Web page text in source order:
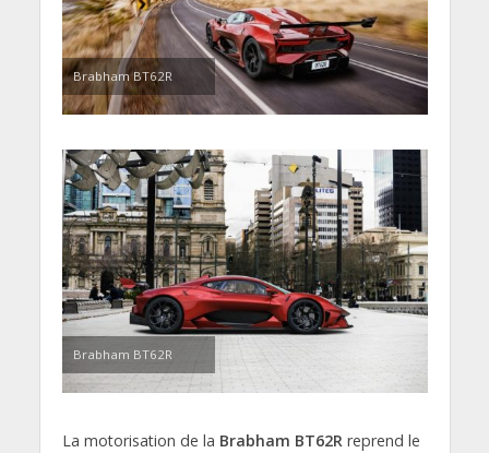
Brabham BT62R
Brabham BT62R
La motorisation de la Brabham BT62Rreprend le